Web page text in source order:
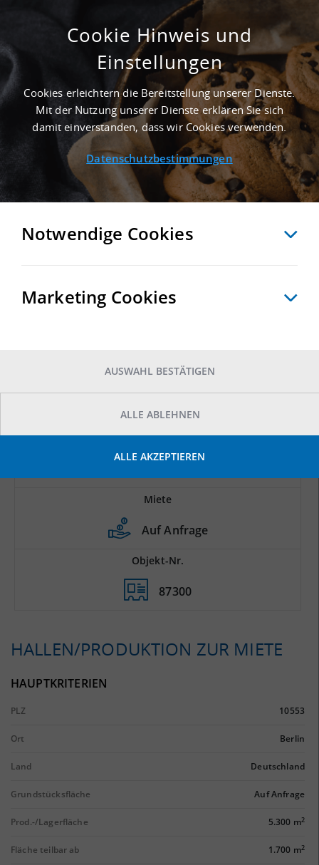
5.300 M² INDUSTRIEIMMOBILIE IN BERLIN
AN DER AUTOBAHN A 100
Startseite Immobiliensuche Detailansicht
VERGLEICHEN EXPORT PDF
Prod.-/Lagerfläche
Miete
Auf Anfrage
Objekt-Nr.
87300
HALLEN/PRODUKTION ZUR MIETE
HAUPTKRITERIEN
PLZ 10553
Ort Berlin
Land Deutschland
Grundstücksfläche Auf Anfrage
Prod.-/Lagerfläche 5.300 m2
Fläche teilbar ab 1.700 m2
Cookie Hinweis und
Einstellungen
Cookies erleichtern die Bereitstellung unserer Dienste.
Mit der Nutzung unserer Dienste erklären Sie sich
damit einverstanden, dass wir Cookies verwenden.
Datenschutzbestimmungen
Notwendige Cookies
Marketing Cookies
AUSWAHL BESTÄTIGEN
ALLE ABLEHNEN
ALLE AKZEPTIEREN